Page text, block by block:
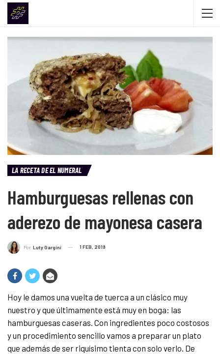
LA RECETA DE EL NUMERAL
Hamburguesas rellenas con
aderezo de mayonesa casera
Por Luty Gargini 1 FEB, 2019
Hoy le damos una vuelta de tuerca a un clásico muy
nuestro y que últimamente está muy en boga: las
hamburguesas caseras. Con ingredientes poco costosos
y un procedimiento sencillo vamos a preparar un plato
que además de ser riquísimo tienta con solo verlo. De